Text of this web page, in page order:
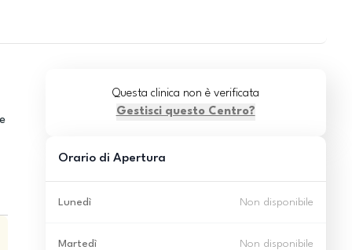
Questa clinica non è verificata
Gestisci questo Centro?
Orario di Apertura
Lunedì Non disponibile
Martedì Non disponibile